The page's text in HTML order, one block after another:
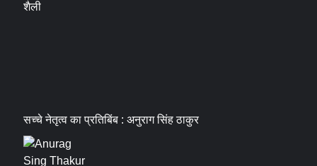
शैली
सच्चे नेतृत्व का प्रतिबिंब : अनुराग सिंह ठाकुर